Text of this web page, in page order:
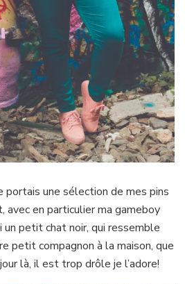
portais une sélection de mes pins
avec en particulier ma gameboy
un petit chat noir, qui ressemble
petit compagnon à la maison, que
là, il est trop drôle je l’adore!